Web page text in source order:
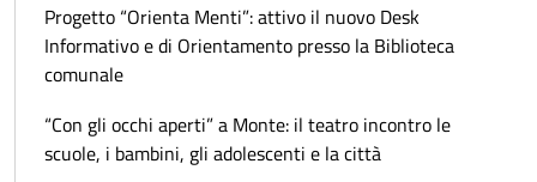
Progetto “Orienta Menti”: attivo il nuovo Desk
Informativo e di Orientamento presso la Biblioteca
comunale
“Con gli occhi aperti” a Monte: il teatro incontro le
scuole, i bambini, gli adolescenti e la città